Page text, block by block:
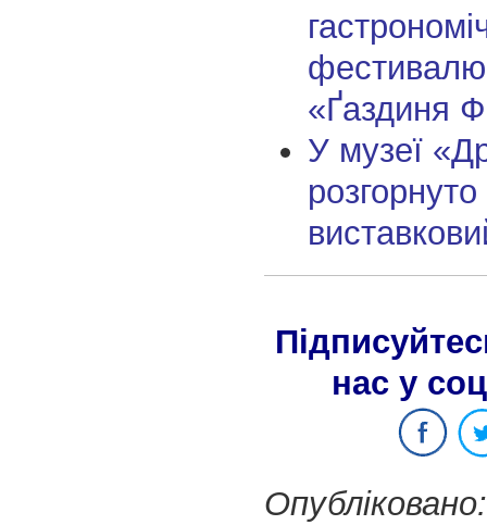
фестивалю
«Ґаздиня
У музеї
нас у
Опубліковано: